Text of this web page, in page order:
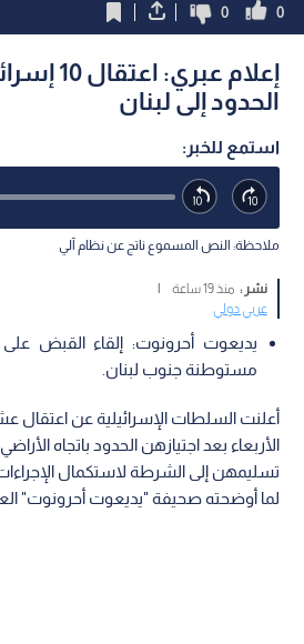
0
0
إعلام
الحدود إلى لبنان
استمع للخبر:
ملاحظة: النص المسموع ناتج عن نظام آلي
نشر : منذ 19 ساعة
|
عربي دولي
يديعوت أحرونوت: إلقاء القبض على
مستوطنة جنوب لبنان.
أعلنت السلطات الإسرائيلية عن اعتقال
الأربعاء بعد اجتيازهن الحدود باتجاه
تسليمهن إلى الشرطة لاستكمال
لما أوضحته صحيفة "يديعوت أحرونوت"